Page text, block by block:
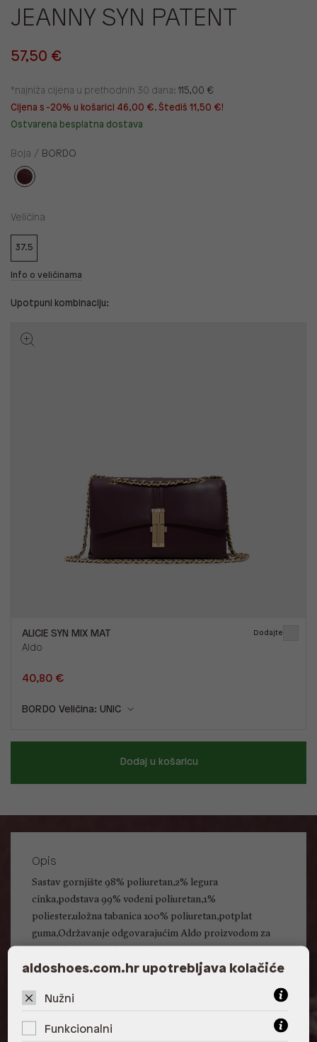
JEANNY SYN PATENT
57,50 €
*najniža cijena u prethodnih 30 dana: 115,00 €
Cijena s -20% u košarici 46,00 €. Štediš 11,50 €!
Ostvarena besplatna dostava
Boja / BORDO
Veličina
37.5
Info o veličinama
Upotpuni kombinaciju:
ALICIE SYN MIX MAT
Aldo
40,80 €
BORDO Veličina: UNIC
Dodajte
Dodaj u košaricu
Opis
Sastav gornjište 98% poliuretan,2% legura
cinka,podstava 99% vodeni poliuretan,1%
poliester,uložna tabanica 100% poliuretan,potplat
guma,Održavanje odgovarajućim Aldo proizvodom za
njegu obuće,Uporaba za suho vrijeme
Oblik prstiju: Vrh u špic
Vrsta obuće: Cipele na srednje visoku petu
Oblik pete: Tanka peta
aldoshoes.com.hr upotrebljava kolačiće
Nužni
Funkcionalni